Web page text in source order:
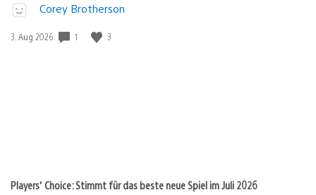
Corey Brotherson
Veröffentlichungsdatum:
3. Aug 2026 1 3
Players’ Choice: Stimmt für das beste neue Spiel im Juli 2026